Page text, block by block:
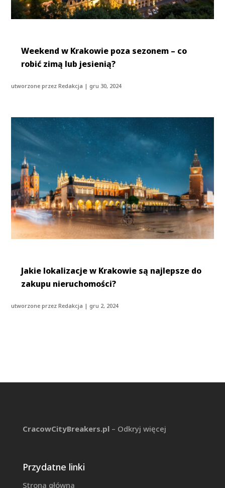
Weekend w Krakowie poza sezonem – co
robić zimą lub jesienią?
utworzone przezRedakcja | gru 30, 2024
Jakie lokalizacje w Krakowie są najlepsze do
zakupu nieruchomości?
utworzone przezRedakcja | gru 2, 2024
CracowCityBreakers.pl– Odkryj więcej
Przydatne linki
Strona główna